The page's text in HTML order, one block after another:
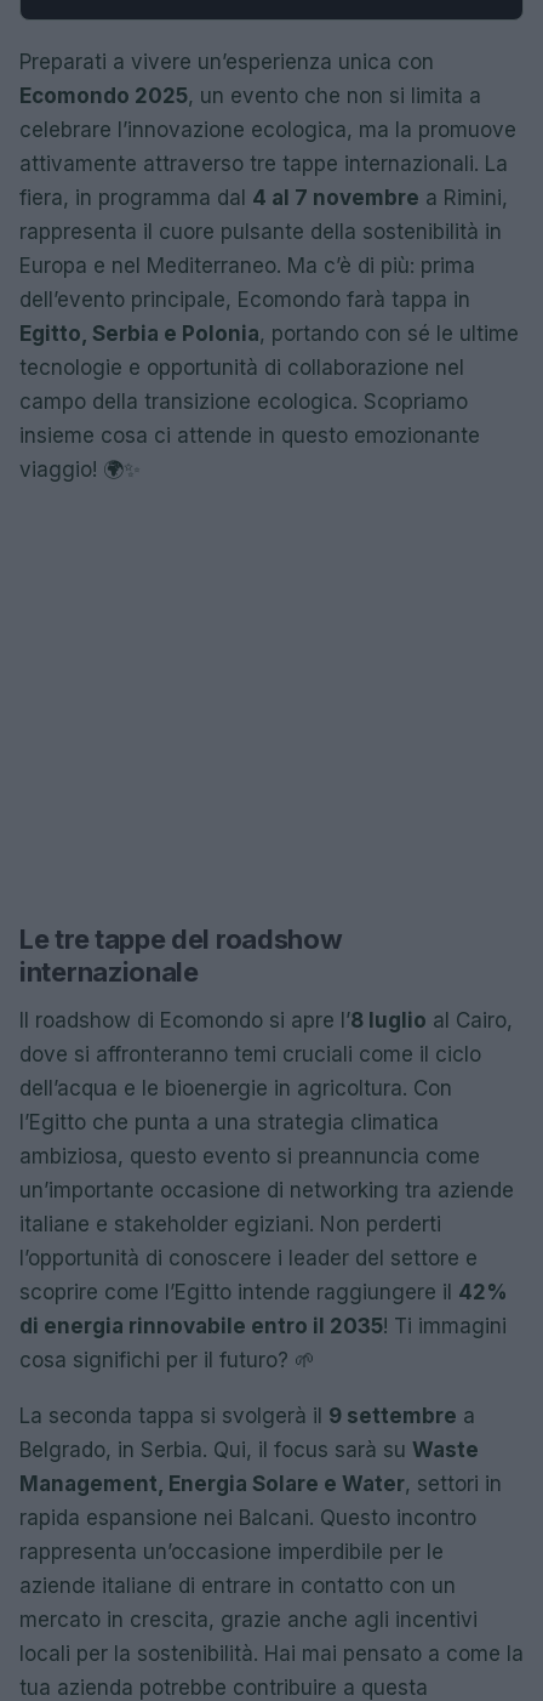
Preparati a vivere un’esperienza unica con
Ecomondo 2025, un evento che non si limita a
celebrare l’innovazione ecologica, ma la promuove
attivamente attraverso tre tappe internazionali. La
fiera, in programma dal 4 al 7 novembre a Rimini,
rappresenta il cuore pulsante della sostenibilità in
Europa e nel Mediterraneo. Ma c’è di più: prima
dell’evento principale, Ecomondo farà tappa in
Egitto, Serbia e Polonia, portando con sé le ultime
tecnologie e opportunità di collaborazione nel
campo della transizione ecologica. Scopriamo
insieme cosa ci attende in questo emozionante
viaggio! 🌍✨
Le tre tappe del roadshow
internazionale
Il roadshow di Ecomondo si apre l’8 luglio al Cairo,
dove si affronteranno temi cruciali come il ciclo
dell’acqua e le bioenergie in agricoltura. Con
l’Egitto che punta a una strategia climatica
ambiziosa, questo evento si preannuncia come
un’importante occasione di networking tra aziende
italiane e stakeholder egiziani. Non perderti
l’opportunità di conoscere i leader del settore e
scoprire come l’Egitto intende raggiungere il 42%
di energia rinnovabile entro il 2035! Ti immagini
cosa significhi per il futuro? 🌱
La seconda tappa si svolgerà il 9 settembre a
Belgrado, in Serbia. Qui, il focus sarà su Waste
Management, Energia Solare e Water, settori in
rapida espansione nei Balcani. Questo incontro
rappresenta un’occasione imperdibile per le
aziende italiane di entrare in contatto con un
mercato in crescita, grazie anche agli incentivi
locali per la sostenibilità. Hai mai pensato a come la
tua azienda potrebbe contribuire a questa